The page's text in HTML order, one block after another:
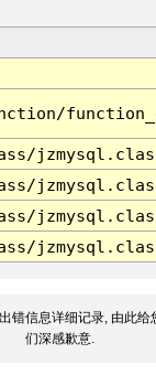
错信息详细记录, 由此
们深感歉意.